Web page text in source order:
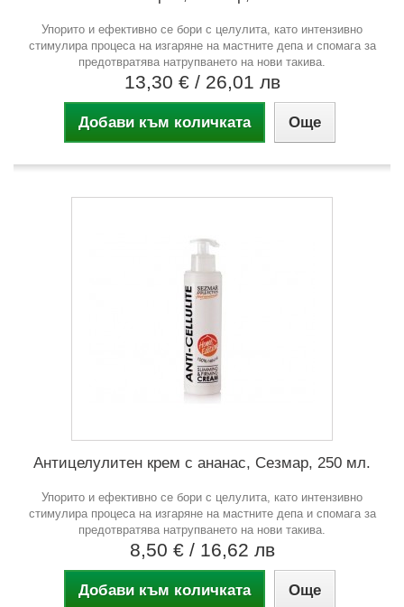
Упорито и ефективно се бори с целулита, като интензивно
стимулира процеса на изгаряне на мастните депа и спомага за
предотвратява натрупването на нови такива.
13,30 € / 26,01 лв
Добави към количката Още
Антицелулитен крем с ананас, Сезмар, 250 мл.
Упорито и ефективно се бори с целулита, като интензивно
стимулира процеса на изгаряне на мастните депа и спомага за
предотвратява натрупването на нови такива.
8,50 € / 16,62 лв
Добави към количката Още